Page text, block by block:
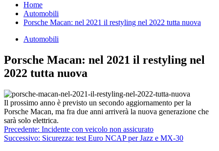
Home
Automobili
Porsche Macan: nel 2021 il restyling nel 2022 tutta nuova
Automobili
Porsche Macan: nel 2021 il restyling nel
2022 tutta nuova
Il prossimo anno è previsto un secondo aggiornamento per la
Porsche Macan, ma fra due anni arriverà la nuova generazione che
sarà solo elettrica.
Navigazione
articolo
Precedente: Incidente con veicolo non assicurato
Successivo: Sicurezza: test Euro NCAP per Jazz e MX-30